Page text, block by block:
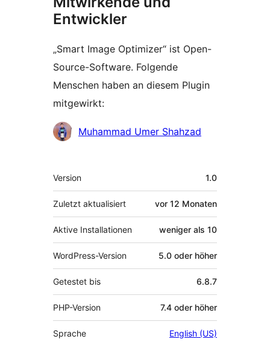
Entwickler
„Smart Image Optimizer“ ist Open-
Source-Software. Folgende
Menschen haben an diesem Plugin
mitgewirkt:
Mitwirkende
Muhammad Umer Shahzad
Meta
Version 1.0
Zuletzt aktualisiert vor 12 Monaten
Aktive Installationen weniger als 10
WordPress-Version 5.0 oder höher
Getestet bis 6.8.7
PHP-Version 7.4 oder höher
Sprache English (US)